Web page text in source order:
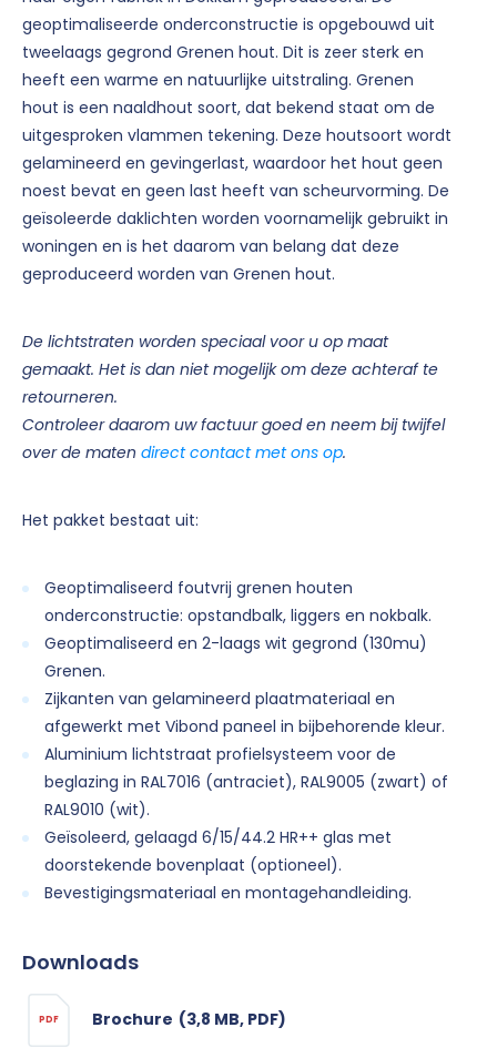
geoptimaliseerde onderconstructie is opgebouwd uit
tweelaags gegrond Grenen hout. Dit is zeer sterk en
heeft een warme en natuurlijke uitstraling. Grenen
hout is een naaldhout soort, dat bekend staat om de
uitgesproken vlammen tekening. Deze houtsoort wordt
gelamineerd en gevingerlast, waardoor het hout geen
noest bevat en geen last heeft van scheurvorming. De
geïsoleerde daklichten worden voornamelijk gebruikt in
woningen en is het daarom van belang dat deze
geproduceerd worden van Grenen hout.
De lichtstraten worden speciaal voor u op maat
gemaakt. Het is dan niet mogelijk om deze achteraf te
retourneren.
Controleer daarom uw factuur goed en neem bij twijfel
over de maten direct contact met ons op.
Het pakket bestaat uit:
Geoptimaliseerd foutvrij grenen houten
onderconstructie: opstandbalk, liggers en nokbalk.
Geoptimaliseerd en 2-laags wit gegrond (130mu)
Grenen.
Zijkanten van gelamineerd plaatmateriaal en
afgewerkt met Vibond paneel in bijbehorende kleur.
Aluminium lichtstraat profielsysteem voor de
beglazing in RAL7016 (antraciet), RAL9005 (zwart) of
RAL9010 (wit).
Geïsoleerd, gelaagd 6/15/44.2 HR++ glas met
doorstekende bovenplaat (optioneel).
Bevestigingsmateriaal en montagehandleiding.
Downloads
PDF Brochure (3,8 MB, PDF)